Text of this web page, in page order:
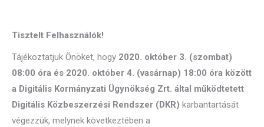
Tisztelt Felhasználók!
Tájékoztatjuk Önöket, hogy 2020. október 3. (szombat)
08:00 óra és 2020. október 4. (vasárnap) 18:00 óra között
a Digitális Kormányzati Ügynökség Zrt. által működtetett
Digitális Közbeszerzési Rendszer (DKR) karbantartását
végezzük, melynek következtében a